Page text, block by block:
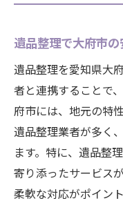
買取を活用
大府市で遺
不用品をリ
遺品整理
心に寄り添う
遺品整理で
安心できる
ト
遺品整理で大府市
遺品整理を愛知県大
者と連携することで
府市には、地元の特
遺品整理業者が多く
ます。特に、遺品整
寄り添ったサービス
柔軟な対応がポイン